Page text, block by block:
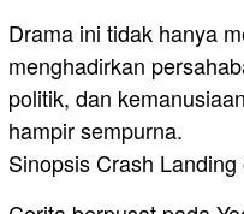
Drama ini tidak hanya
menghadirkan
politik, dan
hampir sempurna.
Sinopsis Crash Landing